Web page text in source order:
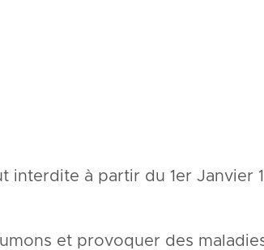
interdite à partir du 1er Janvier
et provoquer des